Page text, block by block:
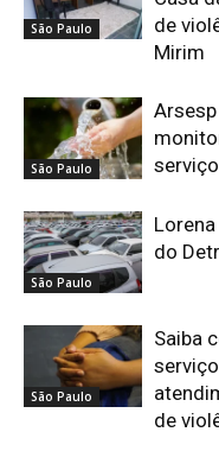
São Paulo
de
Mirim
São Paulo
São Paulo
do
São Paulo
Saiba
de